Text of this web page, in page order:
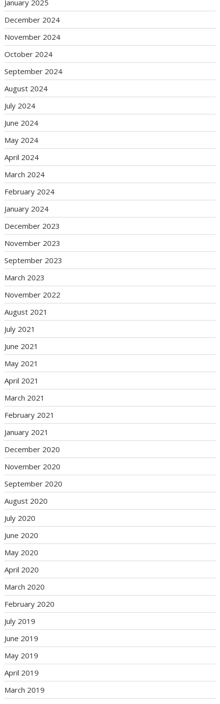
January 2025
December 2024
November 2024
October 2024
September 2024
August 2024
July 2024
June 2024
May 2024
April 2024
March 2024
February 2024
January 2024
December 2023
November 2023
September 2023
March 2023
November 2022
August 2021
July 2021
June 2021
May 2021
April 2021
March 2021
February 2021
January 2021
December 2020
November 2020
September 2020
August 2020
July 2020
June 2020
May 2020
April 2020
March 2020
February 2020
July 2019
June 2019
May 2019
April 2019
March 2019